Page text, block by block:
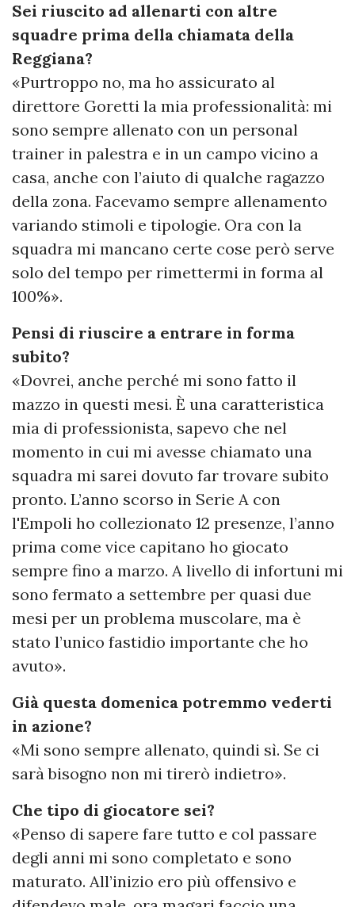
Sei riuscito ad allenarti con altre
squadre prima della chiamata della
Reggiana?
«Purtroppo no, ma ho assicurato al
direttore Goretti la mia professionalità: mi
sono sempre allenato con un personal
trainer in palestra e in un campo vicino a
casa, anche con l’aiuto di qualche ragazzo
della zona. Facevamo sempre allenamento
variando stimoli e tipologie. Ora con la
squadra mi mancano certe cose però serve
solo del tempo per rimettermi in forma al
100%».
Pensi di riuscire a entrare in forma
subito?
«Dovrei, anche perché mi sono fatto il
mazzo in questi mesi. È una caratteristica
mia di professionista, sapevo che nel
momento in cui mi avesse chiamato una
squadra mi sarei dovuto far trovare subito
pronto. L’anno scorso in Serie A con
l'Empoli ho collezionato 12 presenze, l’anno
prima come vice capitano ho giocato
sempre fino a marzo. A livello di infortuni mi
sono fermato a settembre per quasi due
mesi per un problema muscolare, ma è
stato l’unico fastidio importante che ho
avuto».
Già questa domenica potremmo vederti
in azione?
«Mi sono sempre allenato, quindi sì. Se ci
sarà bisogno non mi tirerò indietro».
Che tipo di giocatore sei?
«Penso di sapere fare tutto e col passare
degli anni mi sono completato e sono
maturato. All’inizio ero più offensivo e